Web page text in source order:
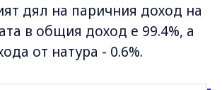
дял на паричния доход на
в общия доход е 99.4%, а
от натура - 0.6%.